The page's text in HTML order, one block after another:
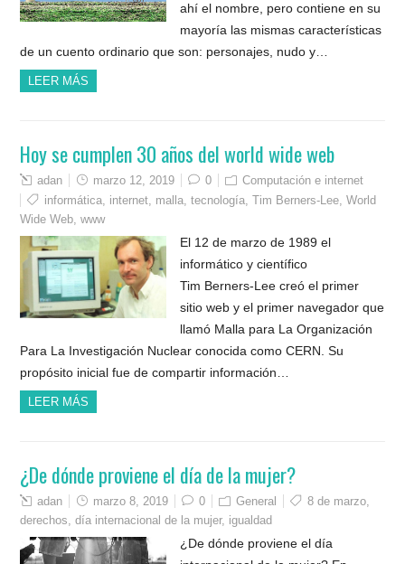
ahí el nombre, pero contiene en su
mayoría las mismas características
de un cuento ordinario que son: personajes, nudo y…
LEER MÁS
Hoy se cumplen 30 años del world wide web
adan marzo 12, 2019 0
Computación e internet
informática, internet, malla,tecnología,Tim Berners-Lee,World
Wide Web,www
El 12 de marzo de 1989 el
informático y científico
Tim Berners-Lee creó el primer
sitio web y el primer navegador que
llamó Malla para La Organización
Para La Investigación Nuclear conocida como CERN. Su
propósito inicial fue de compartir información…
LEER MÁS
¿De dónde proviene el día de la mujer?
adan marzo 8, 2019 0 General 8 de marzo,
derechos,día internacional de la mujer, igualdad
¿De dónde proviene el día